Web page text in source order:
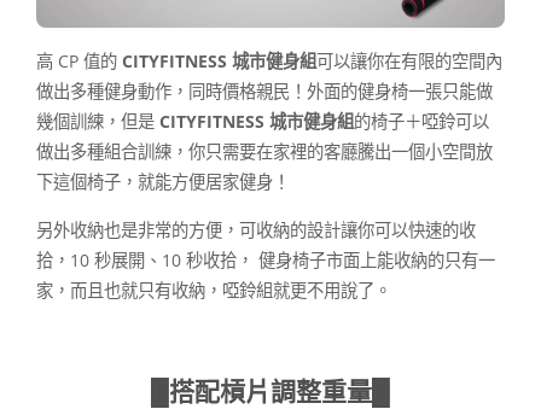
高 CP 值的 CITYFITNESS 城市健身組可以讓你在有限的空間內
做出多種健身動作，同時價格親民！外面的健身椅一張只能做
幾個訓練，但是 CITYFITNESS 城市健身組的椅子＋啞鈴可以
做出多種組合訓練，你只需要在家裡的客廳騰出一個小空間放
下這個椅子，就能方便居家健身！
另外收納也是非常的方便，可收納的設計讓你可以快速的收
拾，10 秒展開、10 秒收拾， 健身椅子市面上能收納的只有一
家，而且也就只有收納，啞鈴組就更不用說了。
█搭配槓片調整重量█